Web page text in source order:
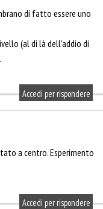
di fatto essere uno
(al di là dell’addio di
Accedi per rispondere
a centro. Esperimento
Accedi per rispondere